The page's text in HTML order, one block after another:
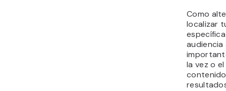
Como
localizar
audiencia
la vez o